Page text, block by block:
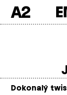
A2
Dokonalý